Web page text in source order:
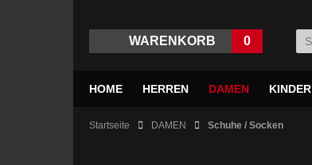
WARENKORB 0
HOME HERREN DAMEN KINDER
Startseite DAMEN Schuhe / Socken